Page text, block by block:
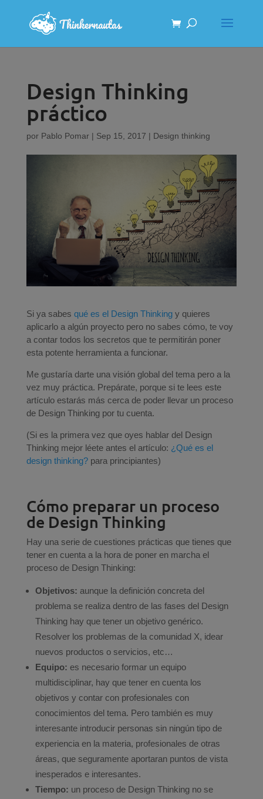
Design Thinking
práctico
por Pablo Pomar| Sep 15, 2017 | Design thinking
Si ya sabes qué es el Design Thinkingy quieres
aplicarlo a algún proyecto pero no sabes cómo, te voy
a contar todos los secretos que te permitirán poner
esta potente herramienta a funcionar.
Me gustaría darte una visión global del tema pero a la
vez muy práctica. Prepárate, porque si te lees este
artículo estarás más cerca de poder llevar un proceso
de Design Thinking por tu cuenta.
(Si es la primera vez que oyes hablar del Design
Thinking mejor léete antes el artículo: ¿Qué es el
design thinking?para principiantes)
Cómo preparar un proceso
de Design Thinking
Hay una serie de cuestiones prácticas que tienes que
tener en cuenta a la hora de poner en marcha el
proceso de Design Thinking:
Objetivos: aunque la definición concreta del
problema se realiza dentro de las fases del Design
Thinking hay que tener un objetivo genérico.
Resolver los problemas de la comunidad X, idear
nuevos productos o servicios, etc…
Equipo: es necesario formar un equipo
multidisciplinar, hay que tener en cuenta los
objetivos y contar con profesionales con
conocimientos del tema. Pero también es muy
interesante introducir personas sin ningún tipo de
experiencia en la materia, profesionales de otras
áreas, que seguramente aportaran puntos de vista
inesperados e interesantes.
Tiempo: un proceso de Design Thinking no se